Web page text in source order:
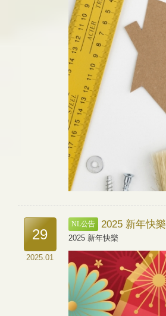
29
2025.01
NL公告 2025 新年快樂
2025 新年快樂